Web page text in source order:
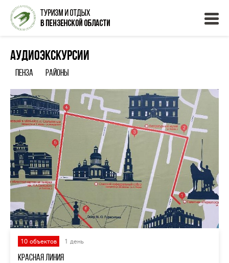
Аудиоэкскурсии
Пенза Районы
10 объектов 1 день
Красная линия